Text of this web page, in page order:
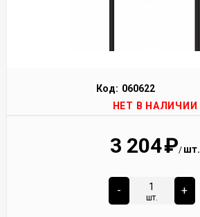
Код: 060622
НЕТ В НАЛИЧИИ
3 204₽/ шт.
-
шт.
+